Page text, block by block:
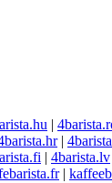
|
|
| 4barista.lv
|